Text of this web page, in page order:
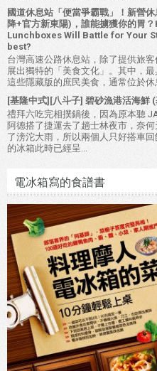
國道休息站「便當爭霸戰」！新營
降+官方新東陽)，誰能擄獲你的胃
Lunchboxes Will Battle for Your
best?
台灣高速公路休息站，除了提供旅
展出獨特的「美食文化」。其中，
這些隱藏版的庶民美食，通常位於休
[基隆中式][八斗子] 碧砂漁港活海鮮
禮拜六吃完相撲鍋後，因為原本聽
阿德搭了捷運去了趟士林夜市，奈
了滂沱大雨，所以兩個人只好搭車
的冰箱此時已經呈...
電冰箱寫的食譜書